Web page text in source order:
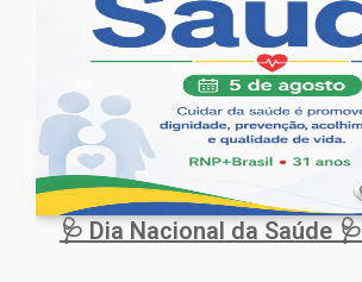
🩺 Dia Nacional da Saúde 🩺